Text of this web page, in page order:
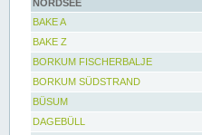
NORDSEE
BAKE A
BAKE Z
BORKUM FISCHERBALJE
BORKUM SÜDSTRAND
BÜSUM
DAGEBÜLL